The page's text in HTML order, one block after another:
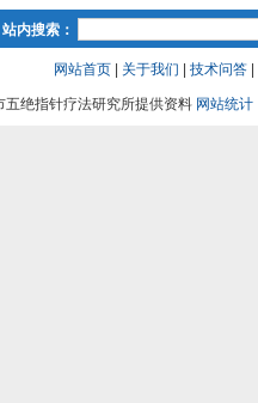
站内搜索：
网站首页 关于我们 技术问答
五绝指针疗法研究所提供资料 网站统计